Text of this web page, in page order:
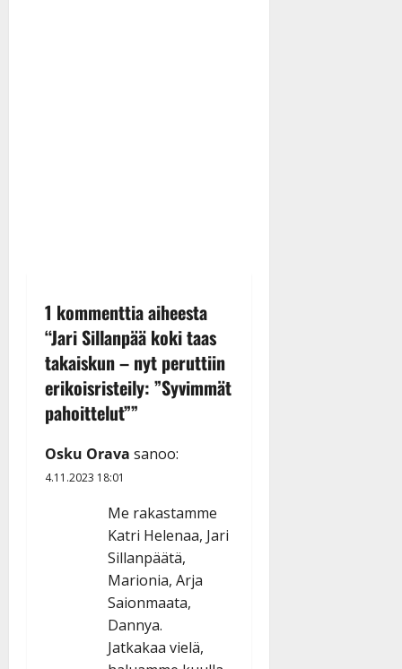
1 kommenttia aiheesta
“Jari Sillanpää koki taas
takaiskun – nyt peruttiin
erikoisristeily: ”Syvimmät
pahoittelut””
Osku Orava sanoo:
4.11.2023 18:01
Me rakastamme
Katri Helenaa, Jari
Sillanpäätä,
Marionia, Arja
Saionmaata,
Dannya.
Jatkakaa vielä,